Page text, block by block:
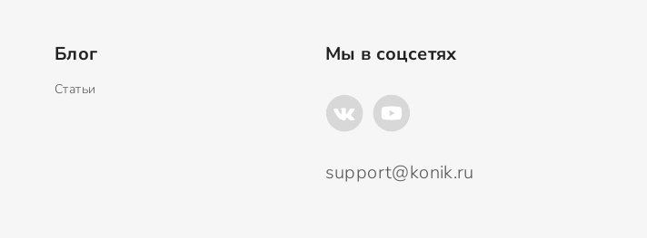
Блог
Статьи
Мы в соцсетях
support@konik.ru